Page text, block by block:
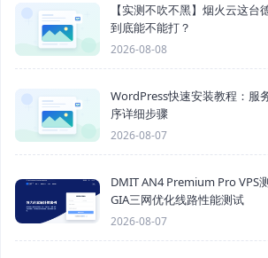
【实测不吹不黑】烟火云这台
到底能不能打？
2026-08-08
WordPress快速安装教程：服
序详细步骤
2026-08-07
DMIT AN4 Premium Pro VPS
GIA三网优化线路性能测试
2026-08-07